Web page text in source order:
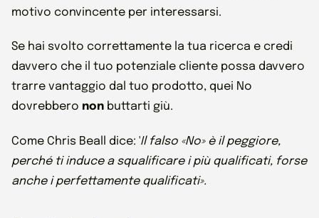
motivo convincente per interessarsi.
Se hai svolto correttamente la tua ricerca e credi
davvero che il tuo potenziale cliente possa davvero
trarre vantaggio dal tuo prodotto, quei No
dovrebbero non buttarti giù.
Come Chris Beall dice: 'Il falso «No» è il peggiore,
perché ti induce a squalificare i più qualificati, forse
anche i perfettamente qualificati».